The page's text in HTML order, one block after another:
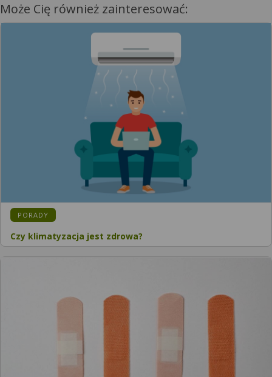
Może Cię również zainteresować:
KATEGORIA:
PORADY
Czy klimatyzacja jest zdrowa?